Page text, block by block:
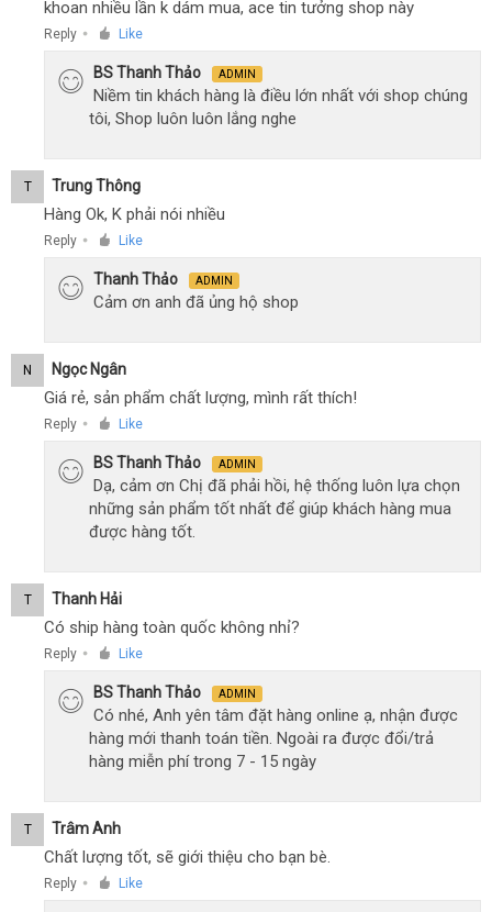
khoan nhiều lần k dám mua, ace tin tưởng shop này
Reply ● Like
BS Thanh Thảo ADMIN
Niềm tin khách hàng là điều lớn nhất với shop chúng
tôi, Shop luôn luôn lắng nghe
T Trung Thông
Hàng Ok, K phải nói nhiều
Reply ● Like
Thanh Thảo ADMIN
Cảm ơn anh đã ủng hộ shop
N Ngọc Ngân
Giá rẻ, sản phẩm chất lượng, mình rất thích!
Reply ● Like
BS Thanh Thảo ADMIN
Dạ, cảm ơn Chị đã phải hồi, hệ thống luôn lựa chọn
những sản phẩm tốt nhất để giúp khách hàng mua
được hàng tốt.
T Thanh Hải
Có ship hàng toàn quốc không nhỉ?
Reply ● Like
BS Thanh Thảo ADMIN
Có nhé, Anh yên tâm đặt hàng online ạ, nhận được
hàng mới thanh toán tiền. Ngoài ra được đổi/trả
hàng miễn phí trong 7 - 15 ngày
T Trâm Anh
Chất lượng tốt, sẽ giới thiệu cho bạn bè.
Reply ● Like